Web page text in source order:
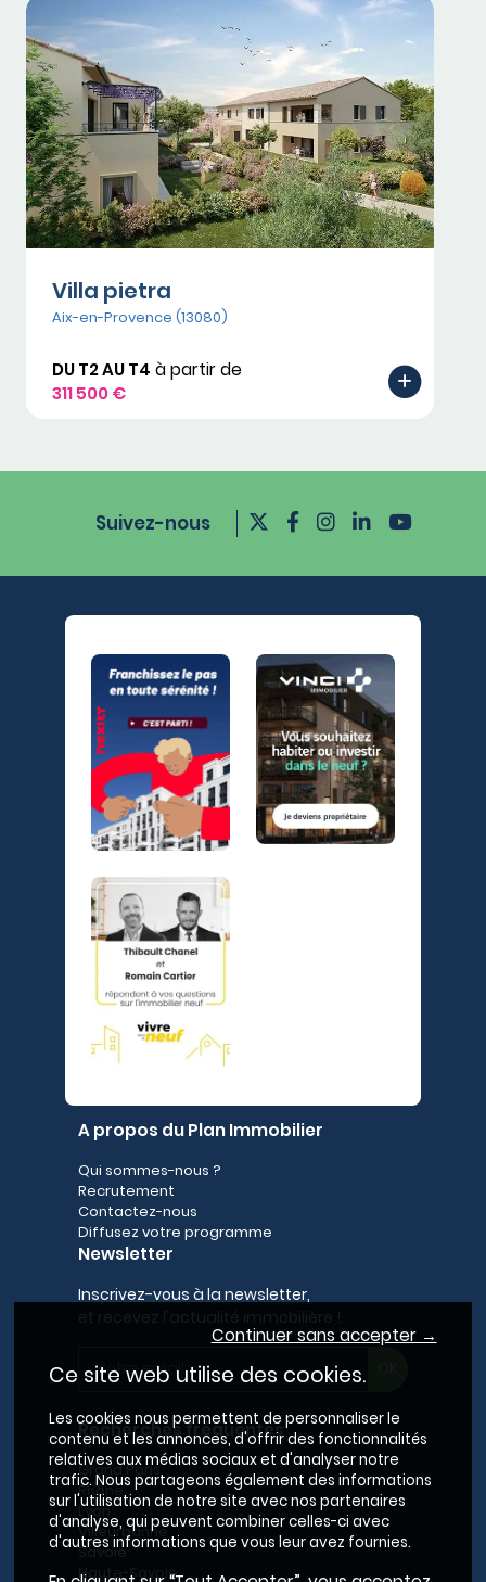
Villa pietra
Aix-en-Provence (13080)
DU T2 AU T4 à partir de
311 500 €
Suivez-nous
A propos du Plan Immobilier
Qui sommes-nous ?
Recrutement
Contactez-nous
Diffusez votre programme
Newsletter
Inscrivez-vous à la newsletter,
Recherches fréquentes
Grand Paris
Rhône
Lyon
Villeurbanne
Savoie
Haute-Savoie
Continuer sans accepter →
Ce site web utilise des cookies.
Les cookies nous permettent de personnaliser le
contenu et les annonces, d'offrir des fonctionnalités
relatives aux médias sociaux et d'analyser notre
trafic. Nous partageons également des informations
sur l'utilisation de notre site avec nos partenaires
d'analyse, qui peuvent combiner celles-ci avec
d'autres informations que vous leur avez fournies.